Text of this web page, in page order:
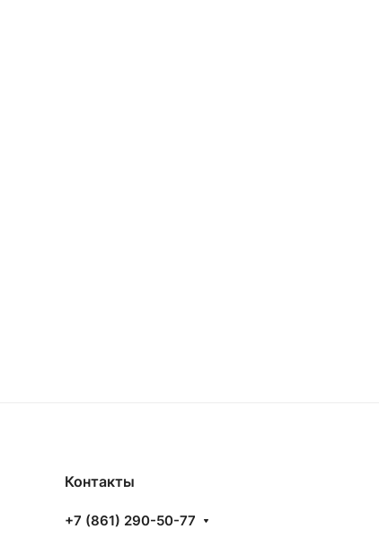
Контакты
+7 (861) 290-50-77